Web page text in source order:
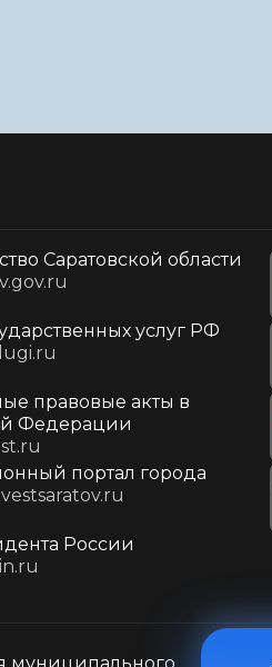
Саратовской области
услуг РФ
правовые акты в
Федерации
портал города
России